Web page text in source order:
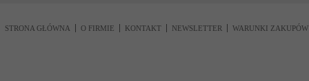
STRONA GŁÓWNA O FIRMIE KONTAKT NEWSLETTER WARUNKI ZAKUPÓW